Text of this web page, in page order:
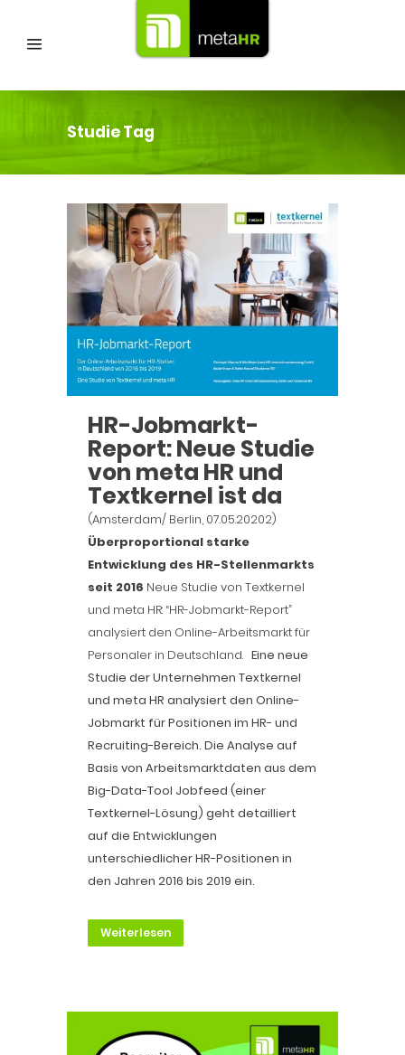
Studie Tag
HR-Jobmarkt-
Report: Neue Studie
von meta HR und
Textkernel ist da
(Amsterdam/ Berlin, 07.05.20202)
Überproportional starke
Entwicklung des HR-Stellenmarkts
seit 2016 Neue Studie von Textkernel
und meta HR: “HR-Jobmarkt-Report”
analysiert den Online-Arbeitsmarkt für
Personaler in Deutschland. Eine neue
Studie der Unternehmen Textkernel
und meta HR analysiert den Online-
Jobmarkt für Positionen im HR- und
Recruiting-Bereich. Die Analyse auf
Basis von Arbeitsmarktdaten aus dem
Big-Data-Tool Jobfeed (einer
Textkernel-Lösung) geht detailliert
auf die Entwicklungen
unterschiedlicher HR-Positionen in
den Jahren 2016 bis 2019 ein.
Weiterlesen